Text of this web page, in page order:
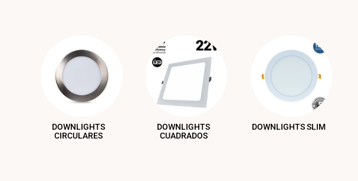
DOWNLIGHTS
CIRCULARES
DOWNLIGHTS
CUADRADOS
DOWNLIGHTS SLIM